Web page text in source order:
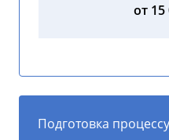
от 15
Подготовка